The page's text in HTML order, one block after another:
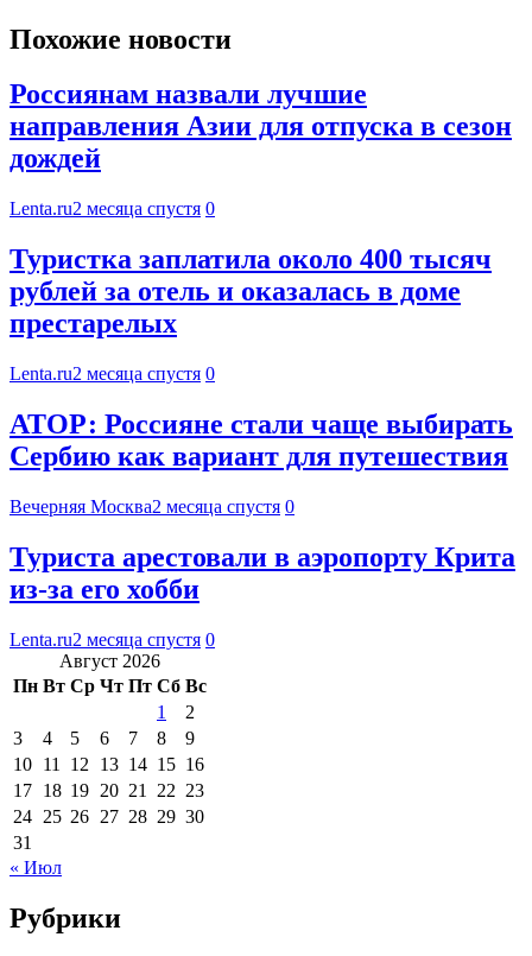
Похожие новости
Россиянам назвали лучшие
направления Азии для отпуска в сезон
дождей
Lenta.ru2 месяца спустя 0
Туристка заплатила около 400 тысяч
рублей за отель и оказалась в доме
престарелых
Lenta.ru2 месяца спустя 0
АТОР: Россияне стали чаще выбирать
Сербию как вариант для путешествия
Вечерняя Москва2 месяца спустя 0
Туриста арестовали в аэропорту Крита
из-за его хобби
Lenta.ru2 месяца спустя 0
Август 2026
Пн Вт Ср Чт Пт Сб Вс
1
2
3
4 5 6 7 8
9
10 11 12 13 14 15 16
17 18 19 20 21 22 23
24 25 26 27 28 29 30
31
« Июл
Рубрики